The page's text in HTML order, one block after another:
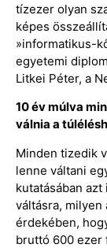
tízezer olyan
képes
»informatikus-
egyetemi
Litkei Péter, a
10 év múlva
válnia a
Minden tizedik
lenne váltani
kutatásában
váltásra, milyen
érdekében,
bruttó 600 ezer